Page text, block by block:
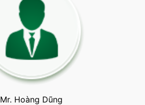
Mr. Hoàng Dũng